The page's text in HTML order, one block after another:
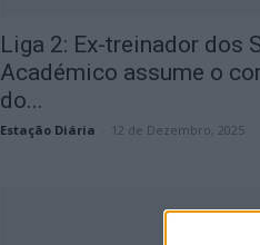
Liga 2: Ex-treinador dos
Académico assume o
do...
Estação Diária 12 de Dezembro, 2025